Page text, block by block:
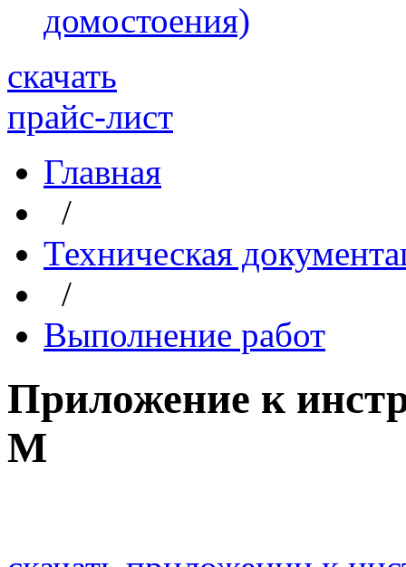
домостоения)
скачать
прайс-лист
Главная
/
Техническая
/
Выполнение работ
Приложение к
М